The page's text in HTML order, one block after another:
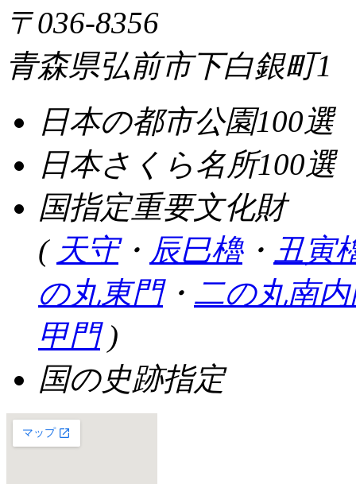
〒036-8356
青森県弘前市下白銀町1
日本の都市公園100選
日本さくら名所100選
国指定重要文化財
( 天守・ 辰巳櫓・ 丑寅
の丸東門・ 二の丸南
甲門)
国の史跡指定